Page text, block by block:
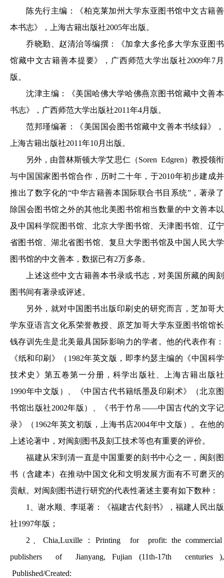
陈先行主编：《柏克莱加州大学东亚图书馆中文古籍善
本书志》，上海古籍出版社2005年出版。
乔晓勤、赵清治等编撰：《加拿大多伦多大学东亚图书
馆藏中文古籍善本提要》，广西师范大学出版社2009年7月
版。
沈津主编：《美国哈佛大学哈佛燕京图书馆藏中文善本
书志》，广西师范大学出版社2011年4月版。
范邦瑾编著：《美国国会图书馆藏中文善本书续録》，
上海古籍出版社2011年10月出版。
另外，由普林斯顿大学艾思仁（Soren Edgren）教授领衔
与中国国家图书馆合作，历时二十年，于2010年初步建成并
推出了数字化的“中华古籍善本国际联合书目系统”，著录了
除国会图书馆之外的其他北美图书馆相当数量的中文善本以
及中国科学院图书馆、北京大学图书馆、天津图书馆、辽宁
省图书馆、湖北省图书馆、复旦大学图书馆及中国人民大学
图书馆的中文善本，数据已有2万多条。
上述这些中文古籍善本书录或书志，对美国所藏的闽刻
图书间有著录或评述。
另外，就对中国图书出版印刷史的研究而言，芝加哥大
学东亚语言文化系荣誉教授、原芝加哥大学东亚图书馆馆长
钱存训先生是北美最具国际影响力的学者。他的代表作有：
《纸和印刷》（1982年英文版，即李约瑟主编的《中国科学
技术史》第五卷第一分册，科学出版社、上海古籍出版社
1990年中文版）、《中国古代书籍纸墨及印刷术》（北京图
书馆出版社2002年版）、《书于竹帛——中国古代的文字记
录》（1962年英文初版，上海书店2004年中文版）。在他的
上述论著中，对闽刻图书及刻工技术等也有重要的评价。
福建从宋到清一直是中国重要的刻书中心之一，闽刻图
书（含建本）在推动中国文化和文明发展方面有不可磨灭的
贡献。对闽刻图书进行研究的代表性著述主要有如下数种：
1
、谢水顺、李珽著：《福建古代刻书》，福建人民出版
社1997年版；
2 、Chia,Luxille：Printing for profit: the commercial
publishers of Jianyang, Fujian (11th-17th centuries ),
Published/Created: